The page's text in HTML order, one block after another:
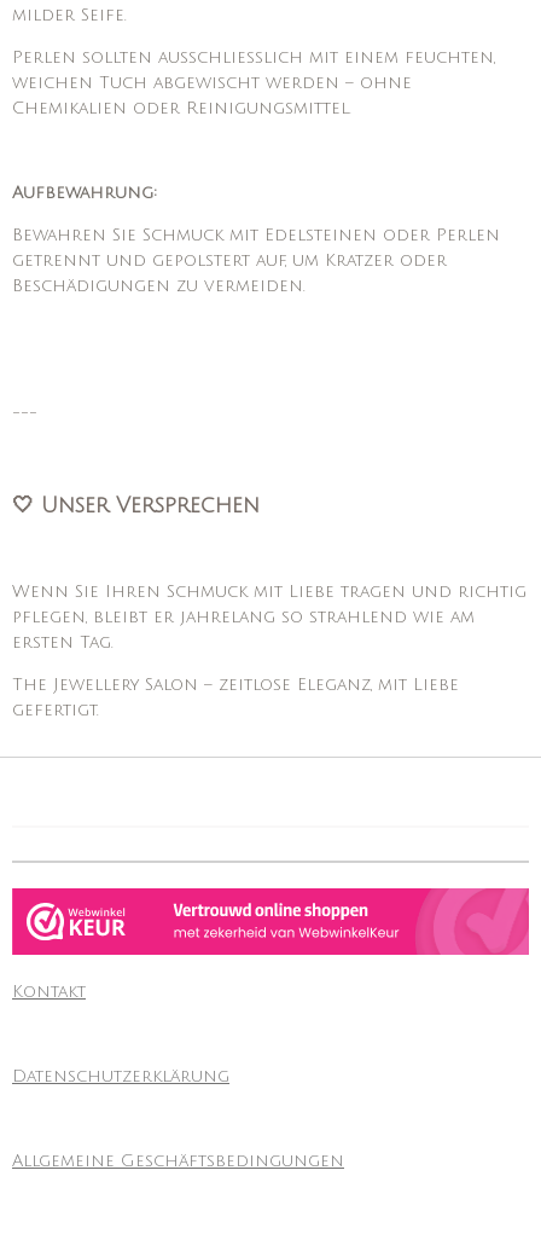
milder Seife.
Perlen sollten ausschließlich mit einem feuchten,
weichen Tuch abgewischt werden – ohne
Chemikalien oder Reinigungsmittel.
Aufbewahrung:
Bewahren Sie Schmuck mit Edelsteinen oder Perlen
getrennt und gepolstert auf, um Kratzer oder
Beschädigungen zu vermeiden.
---
🤍 Unser Versprechen
Wenn Sie Ihren Schmuck mit Liebe tragen und richtig
pflegen, bleibt er jahrelang so strahlend wie am
ersten Tag.
The Jewellery Salon – zeitlose Eleganz, mit Liebe
gefertigt.
Kontakt
Datenschutzerklärung
Allgemeine Geschäftsbedingungen